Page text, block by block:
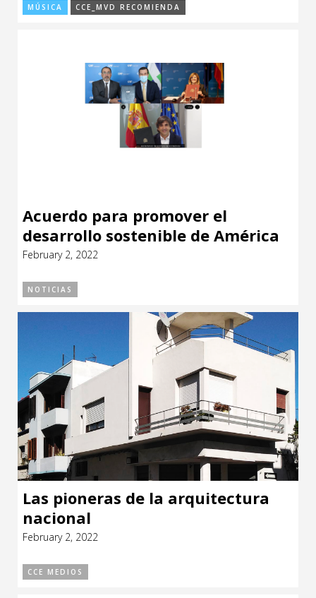
MÚSICA CCE_MVD RECOMIENDA
Acuerdo para promover el
desarrollo sostenible de América
Latina y El Caribe
February 2, 2022
NOTICIAS
Las pioneras de la arquitectura
nacional
February 2, 2022
CCE MEDIOS